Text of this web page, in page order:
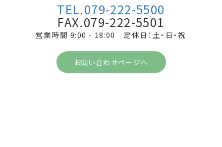
TEL.079-222-5500
FAX.079-222-5501
営業時間 9:00 - 18:00 定休日：土・日・祝
お問い合わせページへ